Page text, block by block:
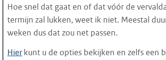
Hoe snel dat gaat en of dat vóór de
termijn zal lukken, weet ik niet. Meestal
weken dus dat zou net passen.
Hierkunt u de opties bekijken en zelfs een